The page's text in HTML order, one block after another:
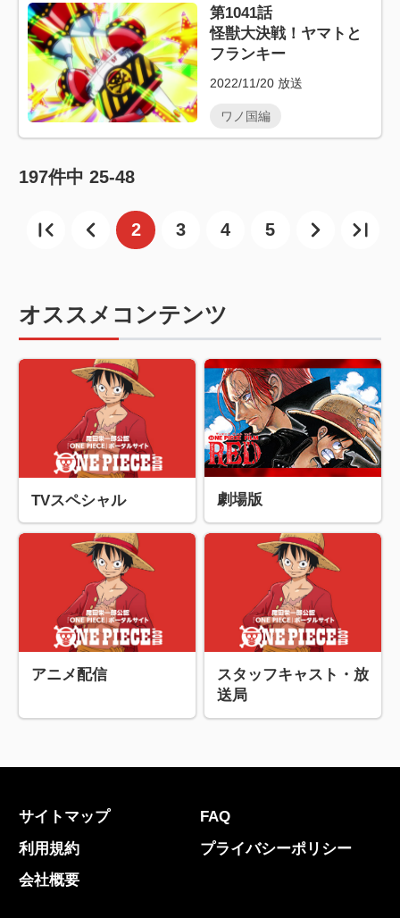
第1041話
怪獣大決戦！ヤマトと
フランキー
2022/11/20 放送
ワノ国編
197件中 25-48
2 3 4 5
オススメコンテンツ
TVスペシャル 劇場版
アニメ配信
スタッフキャスト・放
送局
サイトマップ
FAQ
利用規約
プライバシーポリシー
会社概要